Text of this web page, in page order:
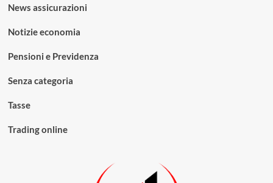
News assicurazioni
Notizie economia
Pensioni e Previdenza
Senza categoria
Tasse
Trading online